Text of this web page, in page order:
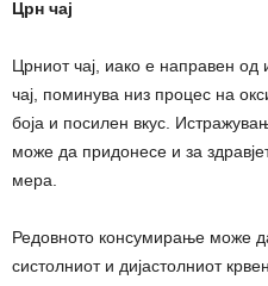
Црн чај
Црниот чај, иако е направен од
чај, поминува низ процес на
боја и посилен вкус.
може да придонесе и за
мера.
Редовното консумирање може
систолниот и дијастолниот